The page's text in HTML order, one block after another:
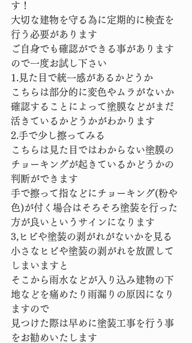
す！
大切な建物を守る為に定期的に検査を
行う必要があります
ご自身でも確認ができる事があります
ので一度お試し下さい
1.見た目で統一感があるかどうか
こちらは部分的に変色やムラがないか
確認することによって塗膜などがまだ
活きているかどうかがわかります
2.手で少し擦ってみる
こちらは見た目ではわからない塗膜の
チョーキングが起きているかどうかの
判断ができます
手で擦って指などにチョーキング(粉や
色)が付く場合はそろそろ塗装を行った
方が良いというサインになります
3,ヒビや塗装の剥がれがないかを見る
小さなヒビや塗装の剥がれを放置して
しまいますと
そこから雨水などが入り込み建物の下
地などを痛めたり雨漏りの原因になり
ますので
見つけた際は早めに塗装工事を行う事
をお勧めいたします